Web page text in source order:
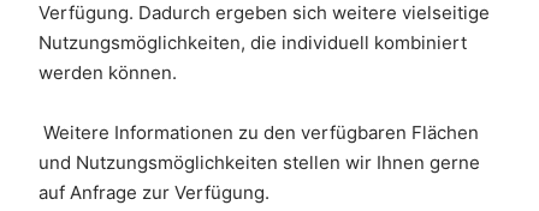
Verfügung. Dadurch ergeben sich weitere vielseitige
Nutzungsmöglichkeiten, die individuell kombiniert
werden können.
und Nutzungsmöglichkeiten stellen wir Ihnen gerne
auf Anfrage zur Verfügung.